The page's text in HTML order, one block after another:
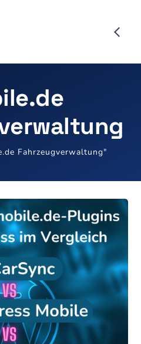
Fahrzeugverwaltung"